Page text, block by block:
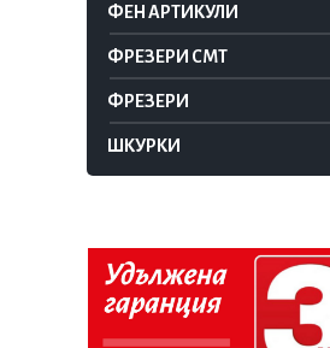
ФЕН АРТИКУЛИ
ФРЕЗЕРИ CMT
ФРЕЗЕРИ
ШКУРКИ